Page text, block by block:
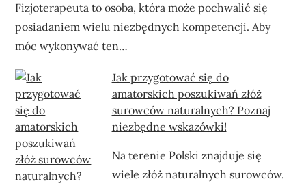
Fizjoterapeuta to osoba, która może pochwalić się
posiadaniem wielu niezbędnych kompetencji. Aby
móc wykonywać ten…
Jak przygotować się do
amatorskich poszukiwań złóż
surowców naturalnych? Poznaj
niezbędne wskazówki!
Na terenie Polski znajduje się
wiele złóż naturalnych surowców.